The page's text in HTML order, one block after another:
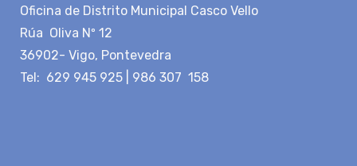
Oficina de Distrito Municipal Casco Vello
Rúa Oliva Nº 12
36902- Vigo, Pontevedra
Tel: 629 945 925 | 986 307 158